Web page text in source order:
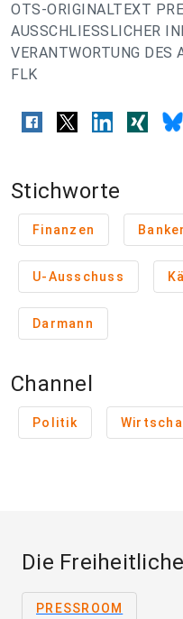
OTS-ORIGINALTEXT
AUSSCHLIESSLICHER
VERANTWORTUNG DES
FLK
Stichworte
Finanzen
U-Ausschuss
Darmann
Channel
Politik
Die
PRESSROOM